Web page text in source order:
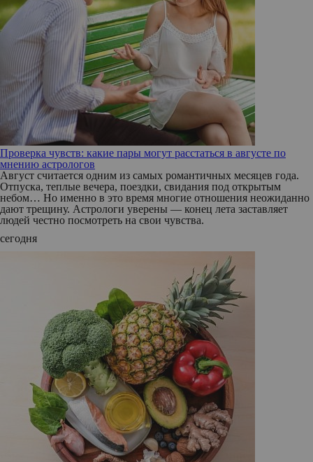
Проверка чувств: какие пары могут расстаться в августе по
мнению астрологов
Август считается одним из самых романтичных месяцев года.
Отпуска, теплые вечера, поездки, свидания под открытым
небом… Но именно в это время многие отношения неожиданно
дают трещину. Астрологи уверены — конец лета заставляет
людей честно посмотреть на свои чувства.
сегодня